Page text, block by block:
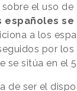
sobre el uso de
españoles
a los
por los
se sitúa en el
de ser el